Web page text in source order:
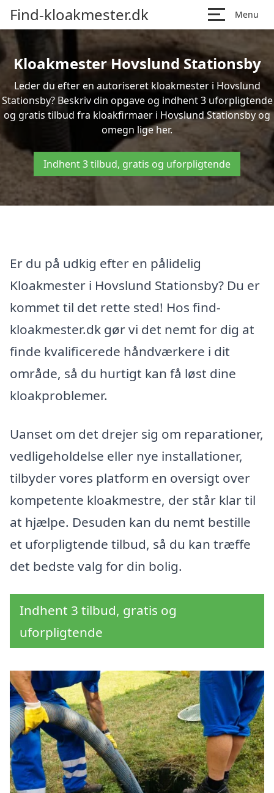
Find-kloakmester.dk Menu
Kloakmester Hovslund Stationsby
Leder du efter en autoriseret kloakmester i Hovslund
Stationsby? Beskriv din opgave og indhent 3 uforpligtende
og gratis tilbud fra kloakfirmaer i Hovslund Stationsby og
omegn lige her.
Indhent 3 tilbud, gratis og uforpligtende
Er du på udkig efter en pålidelig
Kloakmester i Hovslund Stationsby? Du er
kommet til det rette sted! Hos find-
kloakmester.dk gør vi det nemt for dig at
finde kvalificerede håndværkere i dit
område, så du hurtigt kan få løst dine
kloakproblemer.
Uanset om det drejer sig om reparationer,
vedligeholdelse eller nye installationer,
tilbyder vores platform en oversigt over
kompetente kloakmestre, der står klar til
at hjælpe. Desuden kan du nemt bestille
et uforpligtende tilbud, så du kan træffe
det bedste valg for din bolig.
Indhent 3 tilbud, gratis og
uforpligtende